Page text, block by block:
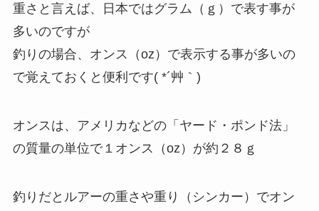
重さと言えば、日本ではグラム（ｇ）で表す事が
多いのですが
釣りの場合、オンス（oz）で表示する事が多いの
で覚えておくと便利です( *´艸｀)
オンスは、アメリカなどの「ヤード・ポンド法」
の質量の単位で１オンス（oz）が約２８ｇ
釣りだとルアーの重さや重り（シンカー）でオン